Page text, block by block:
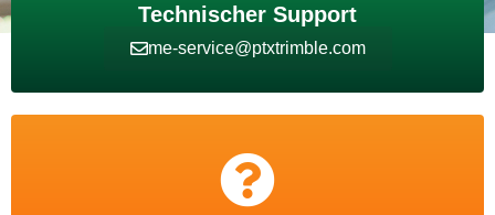
Technischer Support
me-service@ptxtrimble.com​
Tutorials & E-Learning